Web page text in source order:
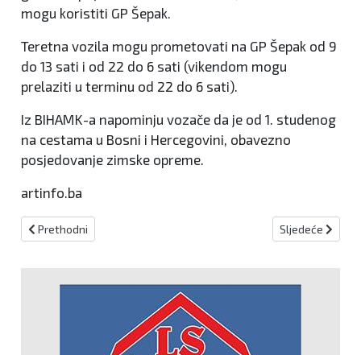
mogu koristiti GP Šepak.
Teretna vozila mogu prometovati na GP Šepak od 9
do 13 sati i od 22 do 6 sati (vikendom mogu
prelaziti u terminu od 22 do 6 sati).
Iz BIHAMK-a napominju vozače da je od 1. studenog
na cestama u Bosni i Hercegovini, obavezno
posjedovanje zimske opreme.
artinfo.ba
Prethodni članak: Opada uvoz električnih automobila, a raste
Prethodni Sljedeći
Sljedeće